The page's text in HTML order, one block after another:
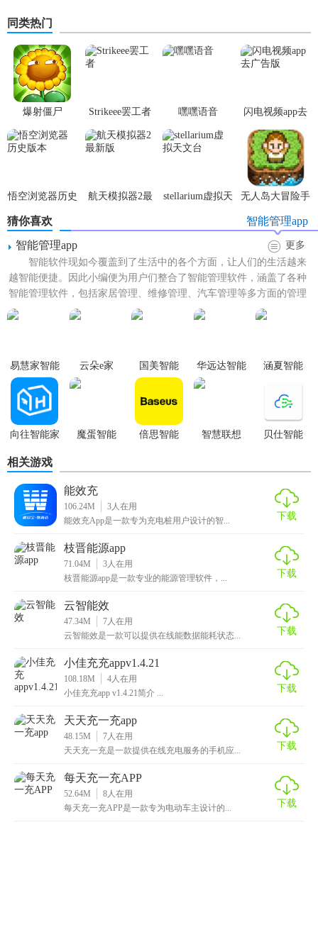
同类热门
爆射僵尸 Strikeee罢工者 嘿嘿语音
闪电视频app去
广告版
悟空浏览器历史
版本
航天模拟器2最
stellarium虚拟天
无人岛大冒险手
猜你喜欢
智能管理app
智能管理app
更多
智能软件现如今覆盖到了生活中的各个方面，让人们的生活越来
越智能便捷。因此小编便为用户们整合了智能管理软件，涵盖了各种
智能管理软件，包括家居管理、维修管理、汽车管理等多方面的管理
app，在这里支持多种设...
易慧家智能
app
云朵e家 国美智能
华远达智能
涵夏智能
向往智能家
魔蛋智能 倍思智能 智慧联想 贝仕智能
相关游戏
能效充
106.24M 3人在用
能效充App是一款专为充电桩用户设计的智...
下载
枝晋能源app
71.04M 3人在用
枝晋能源app是一款专业的能源管理软件，...
下载
云智能效
47.34M 7人在用
云智能效是一款可以提供在线能数据能耗状态...
下载
小佳充充appv1.4.21
108.18M 4人在用
小佳充充app v1.4.21简介 ...
下载
天天充一充app
48.15M 7人在用
天天充一充是一款提供在线充电服务的手机应...
下载
每天充一充APP
52.64M 8人在用
每天充一充APP是一款专为电动车主设计的...
下载